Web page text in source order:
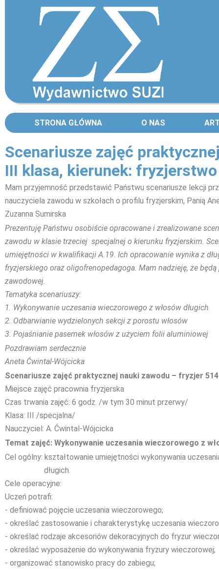
STRONA GŁÓWNA O NAS
Scenariusze zajęć
III klasa, kierunek:
Mam przyjemność przedstawić Państwu scenariusze lekcji
nauczyciela zawodu w szkołach o profilu fryzjerskim, Panią
Zuzanna Sumirska
Prezentuję Państwu osobiście opracowane i zrealizowane
zawodu w klasie trzeciej specjalnej o kierunku fryzjerskim.
umiejętności w kwalifikacji A.19. Ich opracowanie wynika z
fryzjerskiego oraz oligofrenopedagoga. Mam nadzieję, że
zawodowej.
Tematyka scenariuszy:
1. Wykonywanie uczesania wieczorowego z włosów długich
2. Odbarwianie wydzielonych sekcji z porostu włosów
3. Pojaśnianie pasemek włosów z użyciem folii aluminiowej
Pozdrawiam serdecznie
Aneta Ćwintal-Wójcicka
Scenariusze zajęć praktycznej nauki zawodu – fryzjer
Miejsce zajęć pracownia fryzjerska
Czas trwania zajęć: 6 godz. /w tym 30 minut przerwy/
Klasa: III /specjalna/
Nauczyciel: A. Ćwintal-Wójcicka
Temat zajęć: Wykonywanie uczesania wieczorowego z
Cel ogólny: kształtowanie umiejętności wykonywania
długich.
Cele operacyjne:
Uczeń potrafi:
- definiować pojęcie uczesania wieczorowego;
- określać zastosowanie i charakterystykę uczesania
- określać rodzaje akcesoriów dekoracyjnych do fryzur
- określać wyposażenie do wykonywania fryzury wieczorowej;
- organizować stanowisko pracy do zabiegu;